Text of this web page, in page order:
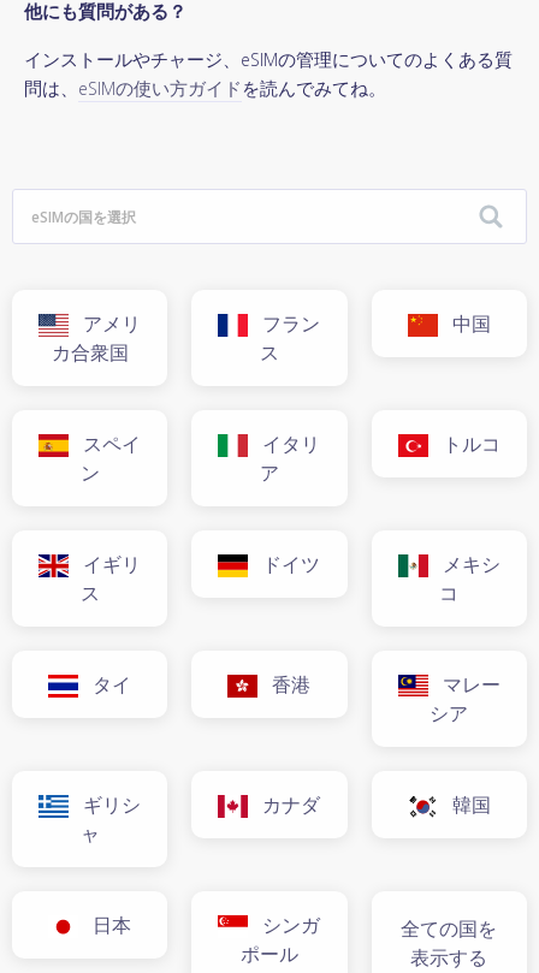
他にも質問がある？
インストールやチャージ、eSIMの管理についてのよくある質
問は、 eSIMの使い方ガイド を読んでみてね。
アメリ
カ合衆国
フラン
ス
中国
スペイ
ン
イタリ
ア
トルコ
イギリ
ス
ドイツ
メキシ
コ
タイ 香港
マレー
シア
ギリシ
ャ
カナダ 韓国
日本
シンガ
ポール
全ての国を
表示する